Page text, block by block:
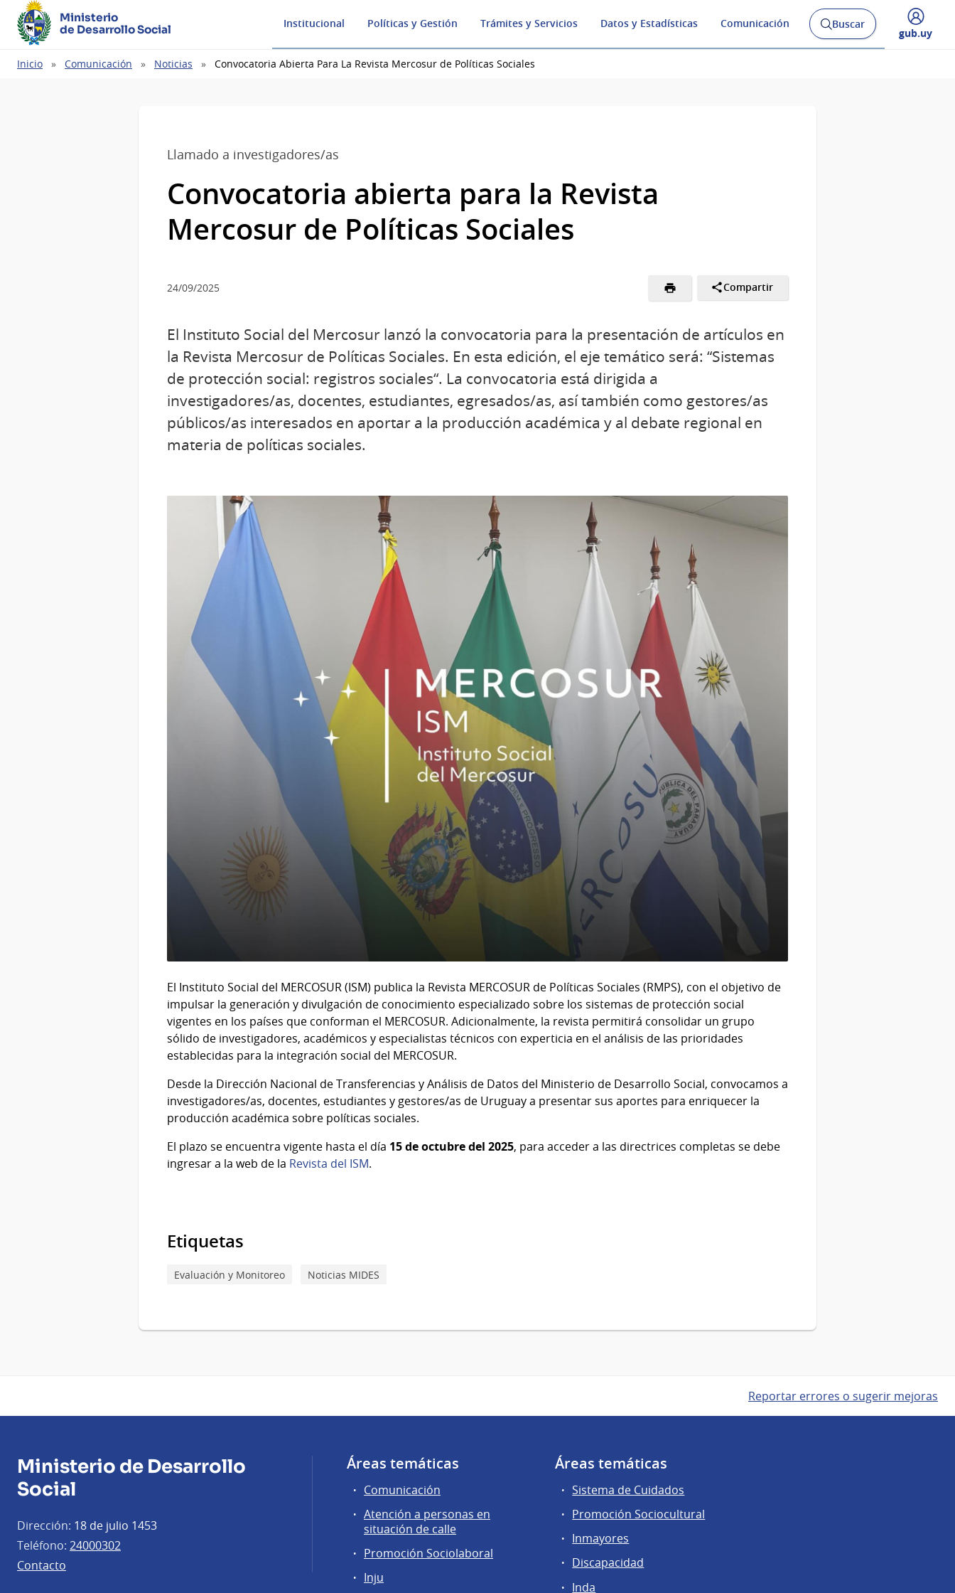
Ministerio
de Desarrollo Social
Institucional Políticas y Gestión Trámites y Servicios Datos y Estadísticas Comunicación
Abrir
buscador
Buscar
Desplegar
gub.uy
Ruta
Inicio Comunicación Noticias Convocatoria Abierta Para La Revista Mercosur de Políticas Sociales
Llamado a investigadores/as
Convocatoria abierta para la Revista
Mercosur de Políticas Sociales
24/09/2025 Compartir
El Instituto Social del Mercosur lanzó la convocatoria para la presentación de artículos en
la Revista Mercosur de Políticas Sociales. En esta edición, el eje temático será: “Sistemas
de protección social: registros sociales“. La convocatoria está dirigida a
investigadores/as, docentes, estudiantes, egresados/as, así también como gestores/as
públicos/as interesados en aportar a la producción académica y al debate regional en
materia de políticas sociales.
El Instituto Social del MERCOSUR (ISM) publica la Revista MERCOSUR de Políticas Sociales (RMPS), con el objetivo de
impulsar la generación y divulgación de conocimiento especializado sobre los sistemas de protección social
vigentes en los países que conforman el MERCOSUR. Adicionalmente, la revista permitirá consolidar un grupo
sólido de investigadores, académicos y especialistas técnicos con experticia en el análisis de las prioridades
establecidas para la integración social del MERCOSUR.
Desde la Dirección Nacional de Transferencias y Análisis de Datos del Ministerio de Desarrollo Social, convocamos a
investigadores/as, docentes, estudiantes y gestores/as de Uruguay a presentar sus aportes para enriquecer la
producción académica sobre políticas sociales.
El plazo se encuentra vigente hasta el día 15 de octubre del 2025, para acceder a las directrices completas se debe
ingresar a la web de la Revista del ISM.
Etiquetas
Evaluación y Monitoreo Noticias MIDES
Reportar errores o sugerir mejoras
Ministerio de Desarrollo
Social
Dirección: 18 de julio 1453
Teléfono: 24000302
Contacto
Áreas temáticas
Comunicación
Atención a personas en
situación de calle
Promoción Sociolaboral
Inju
Áreas temáticas
Sistema de Cuidados
Promoción Sociocultural
Inmayores
Discapacidad
Inda